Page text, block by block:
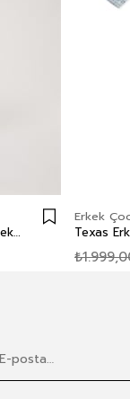
Texas Erkek %100 Pamuk Jean Gömlek Denim
Erkek